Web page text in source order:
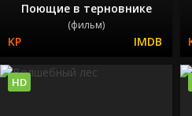
Поющие в терновнике
(фильм)
HD